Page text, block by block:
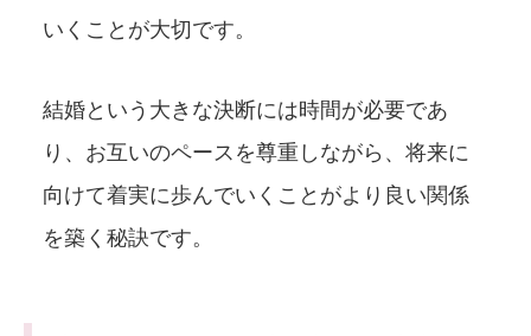
いくことが大切です。
結婚という大きな決断には時間が必要であ
り、お互いのペースを尊重しながら、将来に
向けて着実に歩んでいくことがより良い関係
を築く秘訣です。